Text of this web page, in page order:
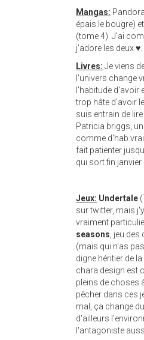
Mangas:
épais le bougre)
(tome 4). J'ai
j'adore les deux ♥.
Livres: Je viens
l'univers change
l'habitude d'avoir
trop hâte d'avoir
suis entrain de
Patricia briggs,
comme d'hab
fait patienter
qui sort fin janvier.
Jeux: Undertale
sur twitter, mais
vraiment
seasons, jeu
(mais qui n'as
digne héritier de
chara design est
pleins de choses
pêcher dans ces
mal, ça change
d'ailleurs
l'antagoniste